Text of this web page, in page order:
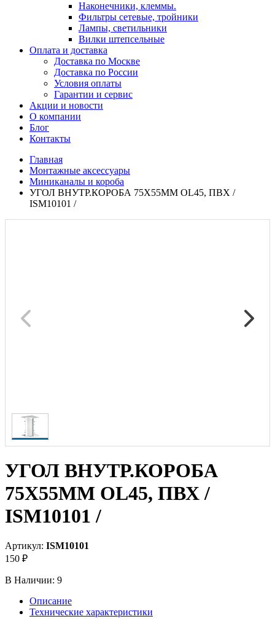
Наконечники, клеммы.
Фильтры сетевые, тройники
Лампы, светильники
Вилки штепсельные
Оплата и доставка
Доставка по Москве
Доставка по России
Условия оплаты
Гарантии и сервис
Акции и новости
О компании
Блог
Контакты
Главная
Монтажные аксессуары
Миниканалы и короба
УГОЛ ВНУТР.КОРОБА 75Х55ММ OL45, ПВХ /
ISM10101 /
УГОЛ ВНУТР.КОРОБА
75Х55ММ OL45, ПВХ /
ISM10101 /
Артикул: ISM10101
150 ₽
В Наличии: 9
Описание
Технические характеристики